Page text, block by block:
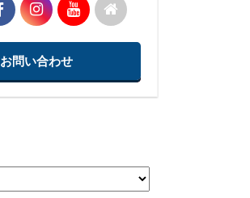
お問い合わせ